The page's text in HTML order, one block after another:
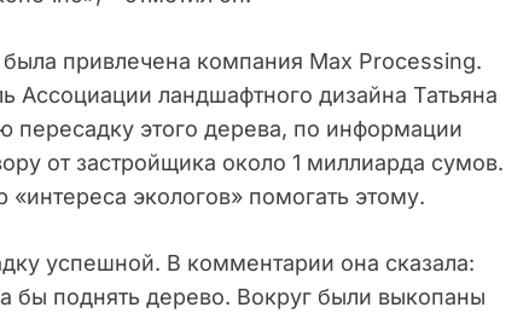
привлечена компания Max Processing.
Ассоциации ландшафтного дизайна Татьяна
этого дерева, по информации
от застройщика около 1 миллиарда сумов.
экологов» помогать этому.
успешной. В комментарии она сказала:
бы поднять дерево. Вокруг были выкопаны